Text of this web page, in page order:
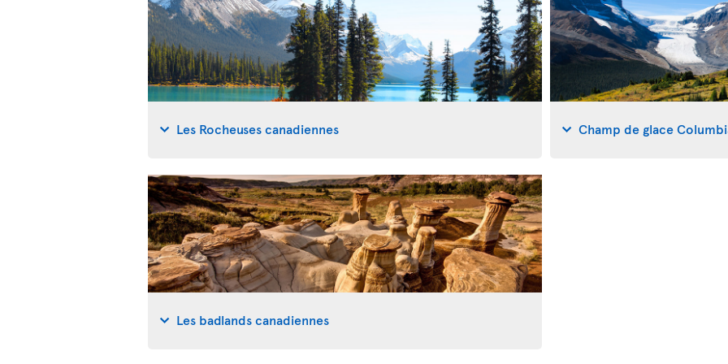
Les Rocheuses canadiennes Champ de glace
Les badlands canadiennes